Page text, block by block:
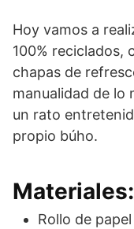
Hoy vamos a
100% reciclados,
chapas de
manualidad de lo
un rato
propio búho.
Materiales:
Rollo de